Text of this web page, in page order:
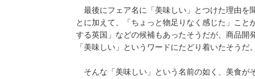
最後にフェア名に「美味しい」とつけた理由を
とに加えて、「ちょっと物足りなく感じた」こ
する英国」などの候補もあったそうだが、商品開
「美味しい」というワードにたどり着いたそうだ。
そんな「美味しい」という名前の如く、美食が